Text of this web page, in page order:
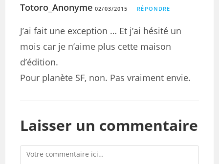
Totoro_Anonyme 02/03/2015 RÉPONDRE
J’ai fait une exception … Et j’ai hésité un
mois car je n’aime plus cette maison
d’édition.
Pour planète SF, non. Pas vraiment envie.
Laisser un commentaire